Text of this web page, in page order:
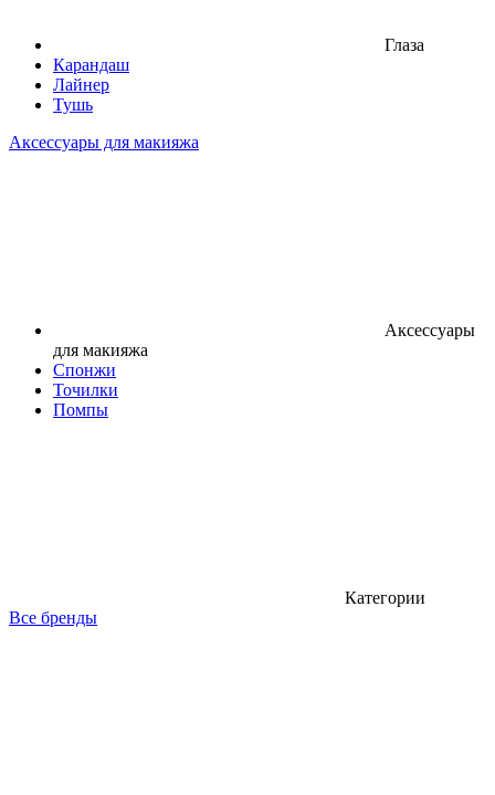
Глаза
Карандаш
Лайнер
Тушь
Аксессуары для макияжа
Аксессуары
для макияжа
Спонжи
Точилки
Помпы
Категории
Все бренды